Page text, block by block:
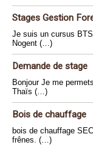
Stages Gestion
Je suis un cursus
Nogent (…)
Demande de stage
Bonjour Je me
Thaïs (…)
Bois de chauffage
bois de chauffage
frênes. (…)